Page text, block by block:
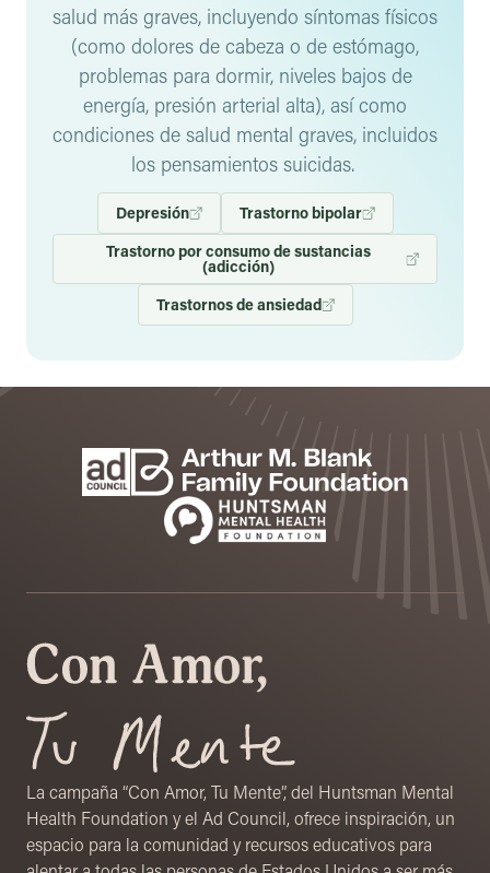
salud más graves, incluyendo síntomas físicos
(como dolores de cabeza o de estómago,
problemas para dormir, niveles bajos de
energía, presión arterial alta), así como
condiciones de salud mental graves, incluidos
los pensamientos suicidas.
Depresión
Trastorno bipolar
Trastorno por consumo de sustancias
(adicción)
Trastornos de ansiedad
Footer
Patrocinadores
La campaña “Con Amor, Tu Mente”, del Huntsman Mental
Health Foundation y el Ad Council, ofrece inspiración, un
espacio para la comunidad y recursos educativos para